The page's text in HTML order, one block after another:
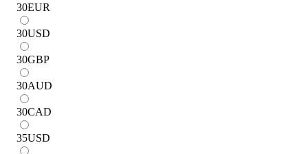
30EUR
30USD
30GBP
30AUD
30CAD
35USD